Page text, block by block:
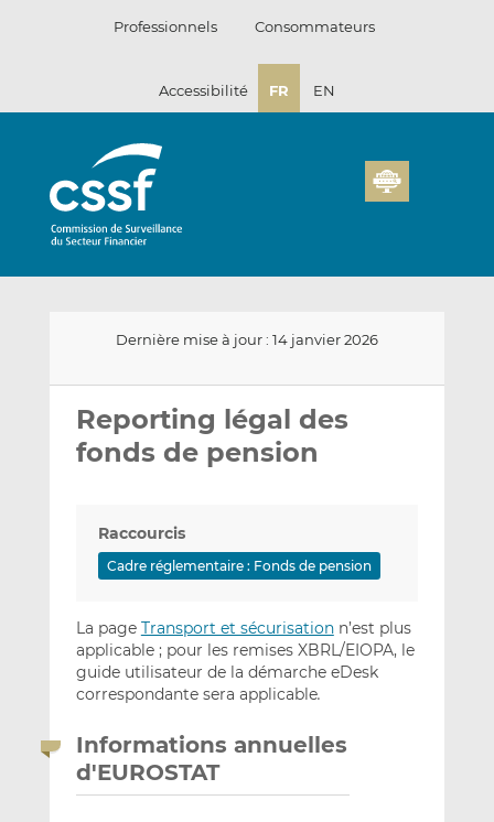
Professionnels Consommateurs
Accessibilité FR EN
Dernière mise à jour : 14 janvier 2026
par
email
sur
LinkedIn
sur
Facebook
Reporting légal des
fonds de pension
Raccourcis
Cadre réglementaire : Fonds de pension
La page Transport et sécurisationn’est plus
applicable ; pour les remises XBRL/EIOPA, le
guide utilisateur de la démarche eDesk
correspondante sera applicable.
Informations annuelles
d'EUROSTAT